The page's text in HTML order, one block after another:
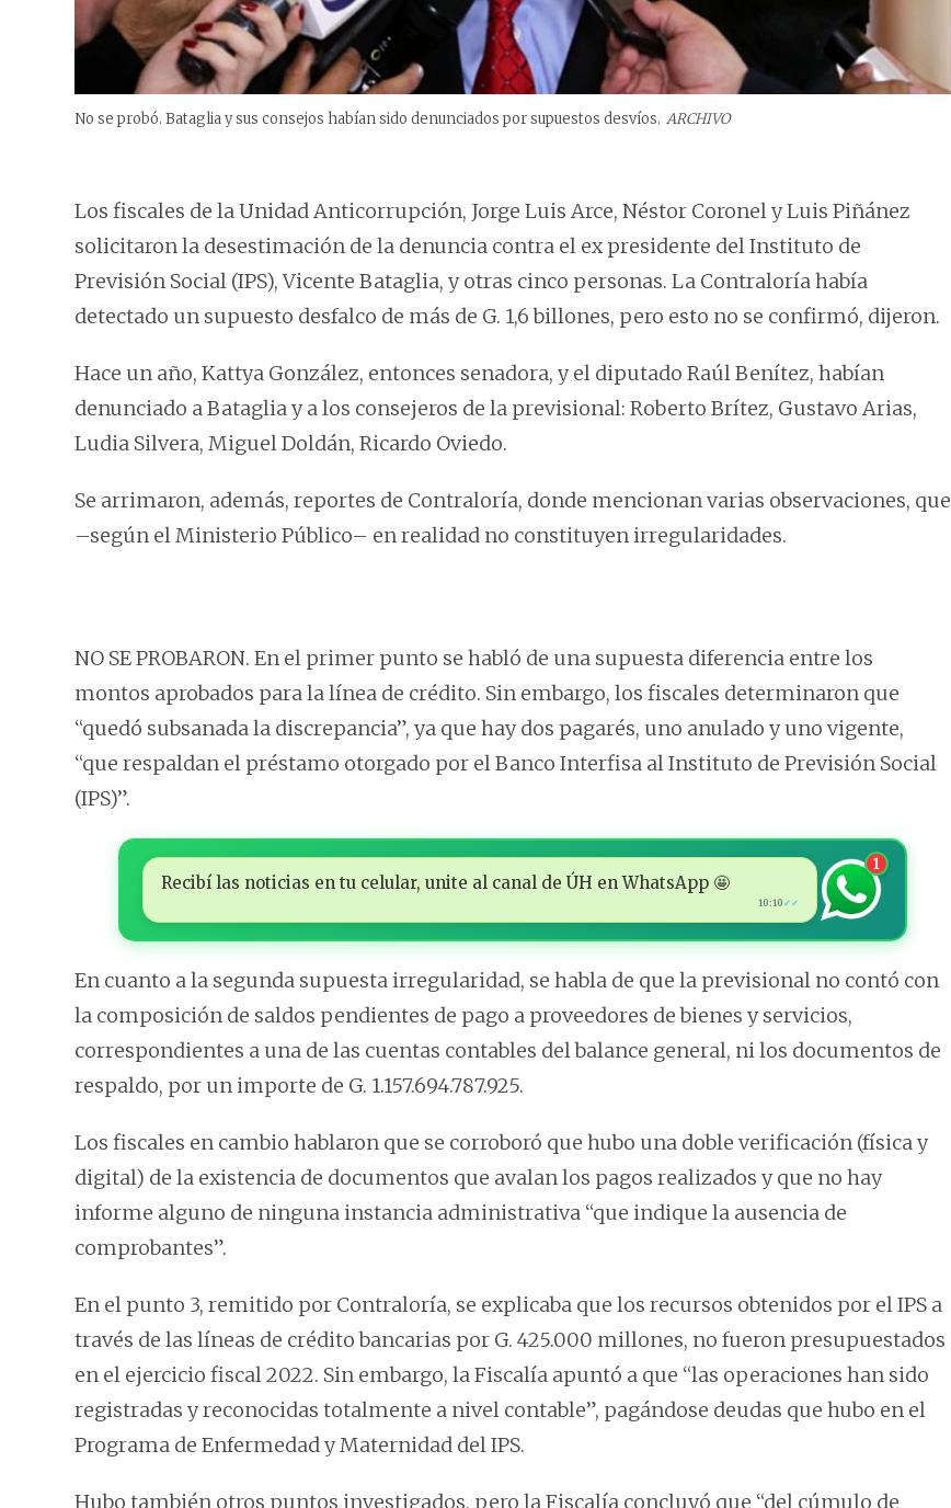
No se probó. Bataglia y sus consejos habían sido denunciados por supuestos desvíos. ARCHIVO
Los fiscales de la Unidad Anticorrupción, Jorge Luis Arce, Néstor Coronel y Luis Piñánez
solicitaron la desestimación de la denuncia contra el ex presidente del Instituto de
Previsión Social (IPS), Vicente Bataglia, y otras cinco personas. La Contraloría había
detectado un supuesto desfalco de más de G. 1,6 billones, pero esto no se confirmó, dijeron.
Hace un año, Kattya González, entonces senadora, y el diputado Raúl Benítez, habían
denunciado a Bataglia y a los consejeros de la previsional: Roberto Brítez, Gustavo Arias,
Ludia Silvera, Miguel Doldán, Ricardo Oviedo.
Se arrimaron, además, reportes de Contraloría, donde mencionan varias observaciones, que
–según el Ministerio Público– en realidad no constituyen irregularidades.
NO SE PROBARON. En el primer punto se habló de una supuesta diferencia entre los
montos aprobados para la línea de crédito. Sin embargo, los fiscales determinaron que
“quedó subsanada la discrepancia”, ya que hay dos pagarés, uno anulado y uno vigente,
“que respaldan el préstamo otorgado por el Banco Interfisa al Instituto de Previsión Social
(IPS)”.
Recibí las noticias en tu celular, unite al canal de ÚH en WhatsApp 🤩
10:10 ✓✓
1
En cuanto a la segunda supuesta irregularidad, se habla de que la previsional no contó con
la composición de saldos pendientes de pago a proveedores de bienes y servicios,
correspondientes a una de las cuentas contables del balance general, ni los documentos de
respaldo, por un importe de G. 1.157.694.787.925.
Los fiscales en cambio hablaron que se corroboró que hubo una doble verificación (física y
digital) de la existencia de documentos que avalan los pagos realizados y que no hay
informe alguno de ninguna instancia administrativa “que indique la ausencia de
comprobantes”.
En el punto 3, remitido por Contraloría, se explicaba que los recursos obtenidos por el IPS a
través de las líneas de crédito bancarias por G. 425.000 millones, no fueron presupuestados
en el ejercicio fiscal 2022. Sin embargo, la Fiscalía apuntó a que “las operaciones han sido
registradas y reconocidas totalmente a nivel contable”, pagándose deudas que hubo en el
Programa de Enfermedad y Maternidad del IPS.
Hubo también otros puntos investigados, pero la Fiscalía concluyó que “del cúmulo de